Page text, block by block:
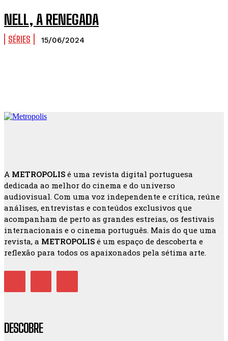
NELL, A RENEGADA
SÉRIES 15/06/2024
A METROPOLIS é uma revista digital portuguesa
dedicada ao melhor do cinema e do universo
audiovisual. Com uma voz independente e crítica, reúne
análises, entrevistas e conteúdos exclusivos que
acompanham de perto as grandes estreias, os festivais
internacionais e o cinema português. Mais do que uma
revista, a METROPOLIS é um espaço de descoberta e
reflexão para todos os apaixonados pela sétima arte.
DESCOBRE